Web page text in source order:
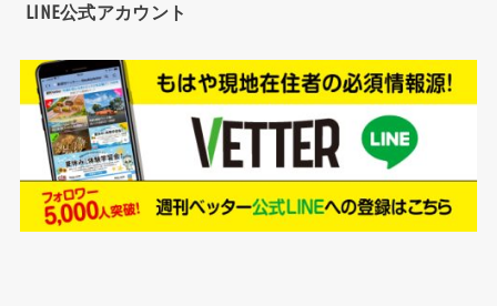
LINE公式アカウント